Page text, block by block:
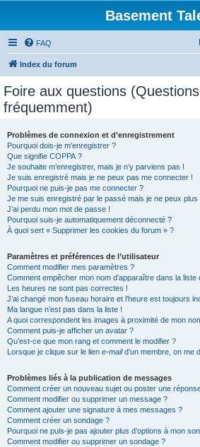
Basement
FAQ
Index du forum
Foire aux questions
fréquemment)
Problèmes de connexion et d’enregistrement
Pourquoi dois-je m’enregistrer ?
Que signifie COPPA ?
Je souhaite m’enregistrer, mais je n’y parviens pas !
Je suis enregistré mais je ne peux pas me connecter !
Pourquoi ne puis-je pas me connecter ?
Je me suis enregistré par le passé mais je ne peux plus
J’ai perdu mon mot de passe !
Pourquoi suis-je automatiquement déconnecté ?
À quoi sert « Supprimer les cookies du forum » ?
Paramètres et préférences de l’utilisateur
Comment modifier mes paramètres ?
Comment empêcher mon nom d’apparaître dans la
Les heures ne sont pas correctes !
J’ai changé mon fuseau horaire et l’heure est toujours
Ma langue n’est pas dans la liste !
A quoi correspondent les images à proximité de mon
Comment puis-je afficher un avatar ?
Qu’est-ce que mon rang et comment le modifier ?
Lorsque je clique sur le lien e-maild’un membre, on me
Problèmes liés à la publication de messages
Comment créer un nouveau sujet ou poster une
Comment modifier ou supprimer un message ?
Comment ajouter une signature à mes messages ?
Comment créer un sondage ?
Pourquoi ne puis-je pas ajouter plus d’options à mon
Comment modifier ou supprimer un sondage ?